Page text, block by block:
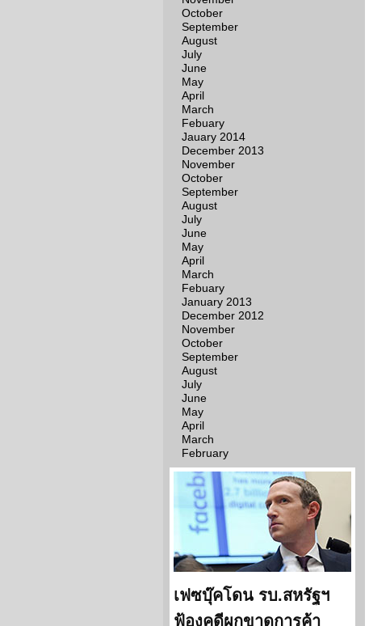
October
September
August
July
June
May
April
March
Febuary
Jauary 2014
December 2013
November
October
September
August
July
June
May
April
March
Febuary
January 2013
December 2012
November
October
September
August
July
June
May
April
March
February
เฟซบุ๊คโดน รบ.สหรัฐฯ
ฟ้องคดีผูกขาดการค้า